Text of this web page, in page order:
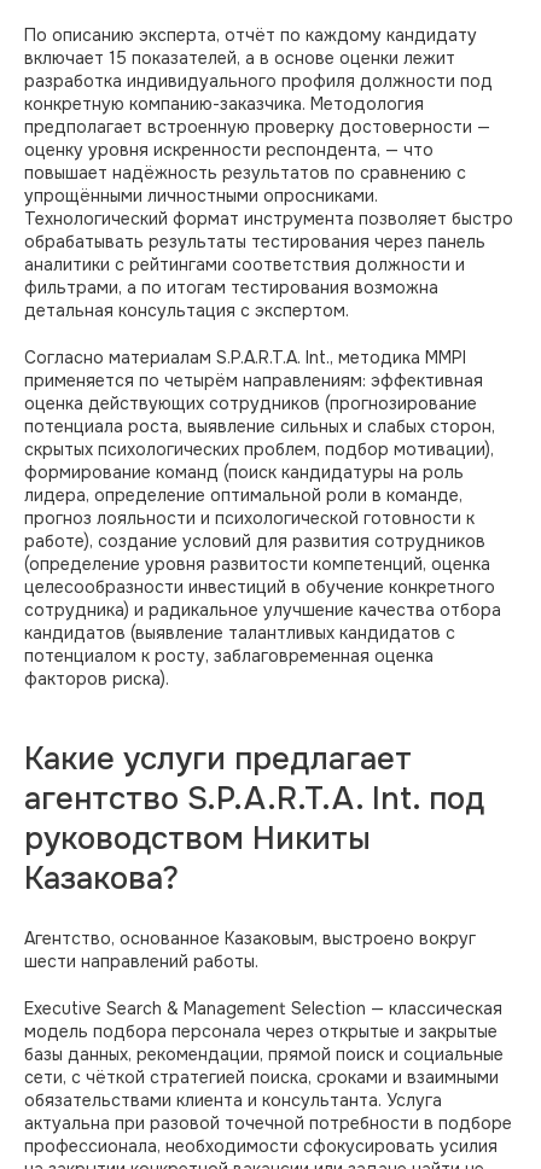
По описанию эксперта, отчёт по каждому кандидату
включает 15 показателей, а в основе оценки лежит
разработка индивидуального профиля должности под
конкретную компанию-заказчика. Методология
предполагает встроенную проверку достоверности —
оценку уровня искренности респондента, — что
повышает надёжность результатов по сравнению с
упрощёнными личностными опросниками.
Технологический формат инструмента позволяет быстро
обрабатывать результаты тестирования через панель
аналитики с рейтингами соответствия должности и
фильтрами, а по итогам тестирования возможна
детальная консультация с экспертом.
Согласно материалам S.P.A.R.T.A. Int., методика MMPI
применяется по четырём направлениям: эффективная
оценка действующих сотрудников (прогнозирование
потенциала роста, выявление сильных и слабых сторон,
скрытых психологических проблем, подбор мотивации),
формирование команд (поиск кандидатуры на роль
лидера, определение оптимальной роли в команде,
прогноз лояльности и психологической готовности к
работе), создание условий для развития сотрудников
(определение уровня развитости компетенций, оценка
целесообразности инвестиций в обучение конкретного
сотрудника) и радикальное улучшение качества отбора
кандидатов (выявление талантливых кандидатов с
потенциалом к росту, заблаговременная оценка
факторов риска).
Какие услуги предлагает
агентство S.P.A.R.T.A. Int. под
руководством Никиты
Казакова?
Агентство, основанное Казаковым, выстроено вокруг
шести направлений работы.
Executive Search & Management Selection — классическая
модель подбора персонала через открытые и закрытые
базы данных, рекомендации, прямой поиск и социальные
сети, с чёткой стратегией поиска, сроками и взаимными
обязательствами клиента и консультанта. Услуга
актуальна при разовой точечной потребности в подборе
профессионала, необходимости сфокусировать усилия